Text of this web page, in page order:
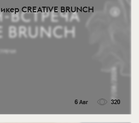
CREATIVE BRUNCH
6 Авг 320